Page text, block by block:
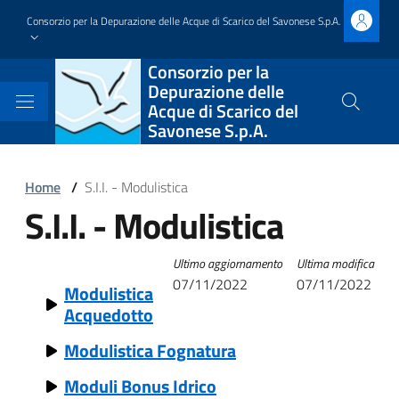
contenuto
Consorzio per la Depurazione delle Acque di Scarico del Savonese S.p.A.
Block
it-
block-
brandingdelsito
Consorzio per la
Depurazione delle
Acque di Scarico del
Savonese S.p.A.
Cerca
sito
Block
it-
italiagov-
breadcrumbs
Home / S.I.I. - Modulistica
Block
block-
italiagov-
page-
S.I.I. - Modulistica
it-
block-
italiagov-
Ultima modifica
07/11/2022
Ultimo aggiornamento
07/11/2022
Modulistica
Acquedotto
Modulistica Fognatura
Moduli Bonus Idrico